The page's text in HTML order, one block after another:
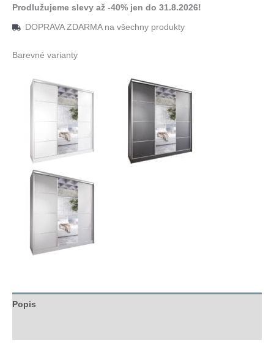
Prodlužujeme slevy až -40% jen do 31.8.2026!
DOPRAVA ZDARMA na všechny produkty
Barevné varianty
Popis